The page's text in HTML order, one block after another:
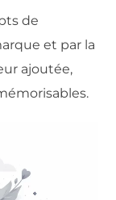
de
et par la
ajoutée,